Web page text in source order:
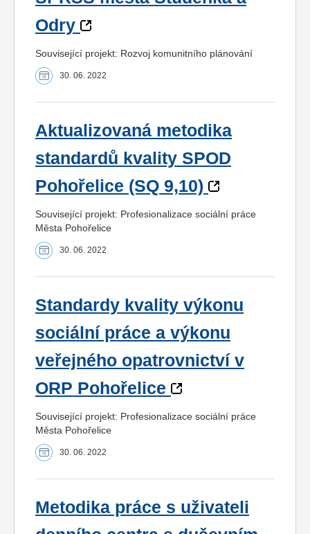
Odry
Související projekt: Rozvoj komunitního plánování
30. 06. 2022
Aktualizovaná metodika
standardů kvality SPOD
Pohořelice (SQ 9,10)
Související projekt: Profesionalizace sociální práce
Města Pohořelice
30. 06. 2022
Standardy kvality výkonu
sociální práce a výkonu
veřejného opatrovnictví v
ORP Pohořelice
Související projekt: Profesionalizace sociální práce
Města Pohořelice
30. 06. 2022
Metodika práce s uživateli